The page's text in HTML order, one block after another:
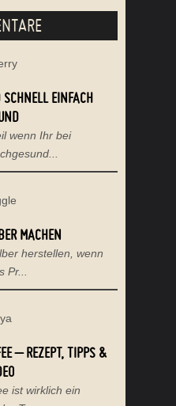
EINFACH
wenn Ihr bei
MACHEN
herstellen, wenn
Pr...
– REZEPT, TIPPS &
ist wirklich ein